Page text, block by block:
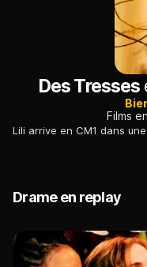
Des Tresses
Films
Drame en replay